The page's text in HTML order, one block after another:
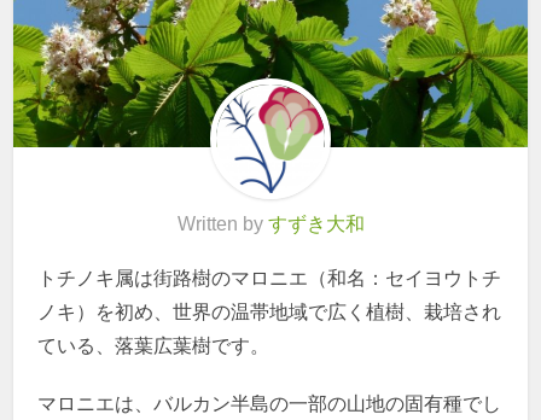
Written by すずき大和
トチノキ属は街路樹のマロニエ（和名：セイヨウトチ
ノキ）を初め、世界の温帯地域で広く植樹、栽培され
ている、落葉広葉樹です。
マロニエは、バルカン半島の一部の山地の固有種でし